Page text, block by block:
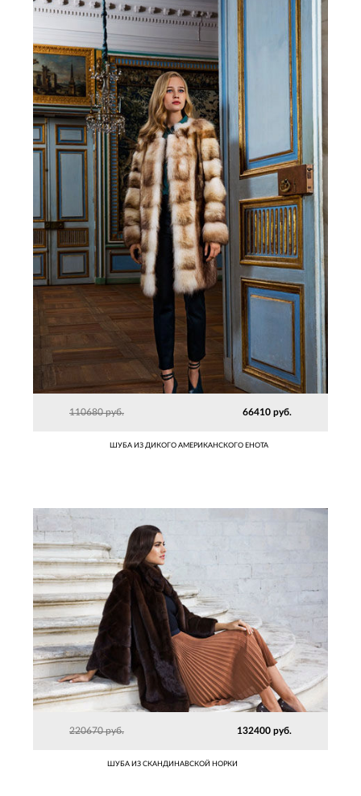
ШУБА ИЗ ДИКОГО АМЕРИКАНСКОГО ЕНОТА
110680 руб. 66410 руб.
ШУБА ИЗ СКАНДИНАВСКОЙ НОРКИ
220670 руб. 132400 руб.